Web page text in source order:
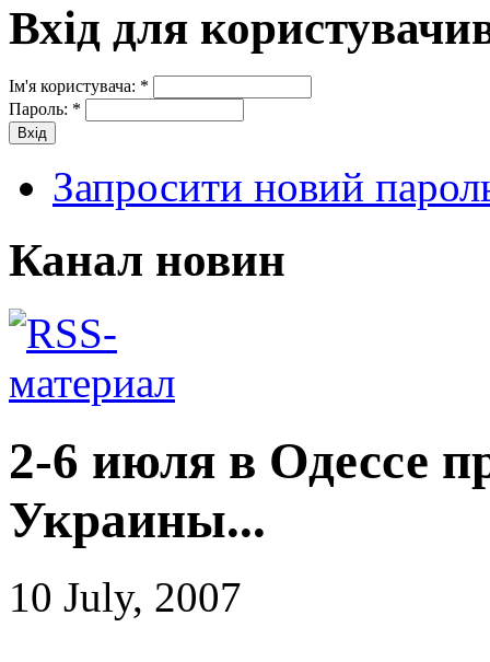
Вхід для
Ім'я користувача: *
Пароль: *
Запросити новий
Канал новин
2-6 июля в Одессе
Украины...
10 July, 2007